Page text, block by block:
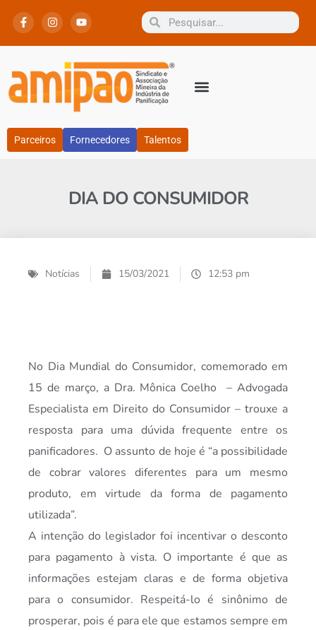
Parceiros Fornecedores Talentos
DIA DO CONSUMIDOR
Notícias 15/03/2021 12:53 pm
No Dia Mundial do Consumidor, comemorado em
15 de março, a Dra. Mônica Coelho – Advogada
Especialista em Direito do Consumidor – trouxe a
resposta para uma dúvida frequente entre os
panificadores. O assunto de hoje é “a possibilidade
de cobrar valores diferentes para um mesmo
produto, em virtude da forma de pagamento
utilizada”.
A intenção do legislador foi incentivar o desconto
para pagamento à vista. O importante é que as
informações estejam claras e de forma objetiva
para o consumidor. Respeitá-lo é sinônimo de
prosperar, pois é para ele que estamos sempre em